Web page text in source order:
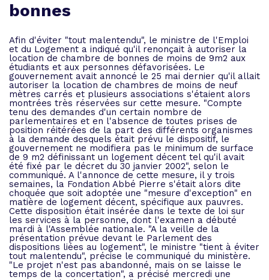
bonnes
Afin d'éviter "tout malentendu", le ministre de l'Emploi
et du Logement a indiqué qu'il renonçait à autoriser la
location de chambre de bonnes de moins de 9m2 aux
étudiants et aux personnes défavorisées. Le
gouvernement avait annoncé le 25 mai dernier qu'il allait
autoriser la location de chambres de moins de neuf
mètres carrés et plusieurs associations s'étaient alors
montrées très réservées sur cette mesure. "Compte
tenu des demandes d'un certain nombre de
parlementaires et en l'absence de toutes prises de
position réitérées de la part des différents organismes
à la demande desquels était prévu le dispositif, le
gouvernement ne modifiera pas le minimum de surface
de 9 m2 définissant un logement décent tel qu'il avait
été fixé par le décret du 30 janvier 2002", selon le
communiqué. A l'annonce de cette mesure, il y trois
semaines, la Fondation Abbé Pierre s'était alors dite
choquée que soit adoptée une "mesure d'exception" en
matière de logement décent, spécifique aux pauvres.
Cette disposition était insérée dans le texte de loi sur
les services à la personne, dont l'examen a débuté
mardi à l'Assemblée nationale. "A la veille de la
présentation prévue devant le Parlement des
dispositions liées au logement", le ministre "tient à éviter
tout malentendu", précise le communiqué du ministère.
"Le projet n'est pas abandonné, mais on se laisse le
temps de la concertation", a précisé mercredi une